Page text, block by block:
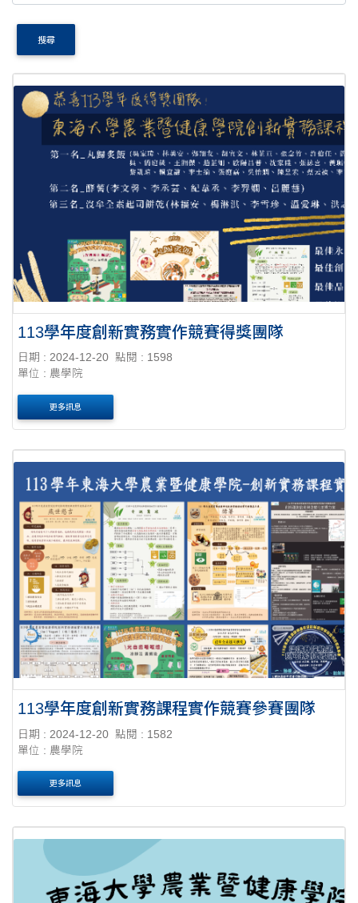
搜尋
113學年度創新實務實作競賽得獎團隊
日期 : 2024-12-20 點閱 : 1598
單位 : 農學院
更多訊息
113學年度創新實務課程實作競賽參賽團隊
日期 : 2024-12-20 點閱 : 1582
單位 : 農學院
更多訊息